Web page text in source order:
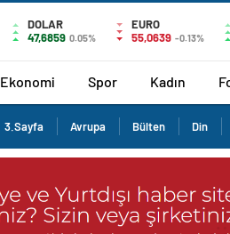
DOLAR
47,6859 0.05%
EURO
55,0639 -0.13%
Ekonomi Spor Kadın
3.Sayfa Avrupa Bülten Din